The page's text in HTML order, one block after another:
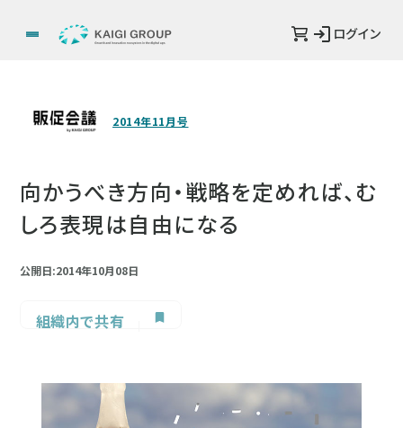
ログイン
2014年11月号
向かうべき方向・戦略を定めれば、む
しろ表現は自由になる
公開日:2014年10月08日
組織内で共有